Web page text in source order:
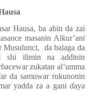
Hausa, ba abin da zai
masanin Alƙur’ani
Musulunci,
da balaga da
shi ilimin na addinin
ɓacewar zukatan al’umma
da samuwar rukunonin
yadda za a ganiɗaya